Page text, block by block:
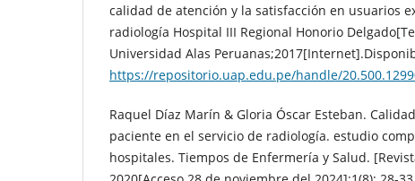
calidad de atención y la satisfacción en usuarios
radiología Hospital III Regional Honorio
Universidad Alas
https://repositorio.uap.edu.pe/handle/
Raquel Díaz Marín & Gloria Óscar Esteban.
paciente en el servicio de radiología. estudio
hospitales. Tiempos de Enfermería y Salud.